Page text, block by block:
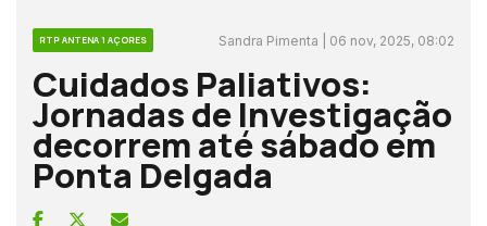
RTP ANTENA 1 AÇORES Sandra Pimenta | 06 nov, 2025, 08:02
Cuidados Paliativos:
Jornadas de Investigação
decorrem até sábado em
Ponta Delgada